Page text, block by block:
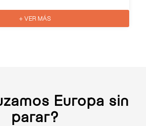
+ VER MÁS
Europa sin
parar?